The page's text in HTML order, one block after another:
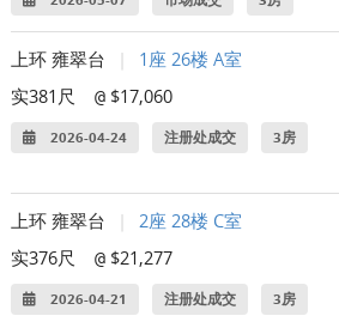
上环 雍翠台
1座 26楼 A室
实381尺
@ $17,060
2026-04-24 注册处成交 3房
上环 雍翠台
2座 28楼 C室
实376尺
@ $21,277
2026-04-21 注册处成交 3房